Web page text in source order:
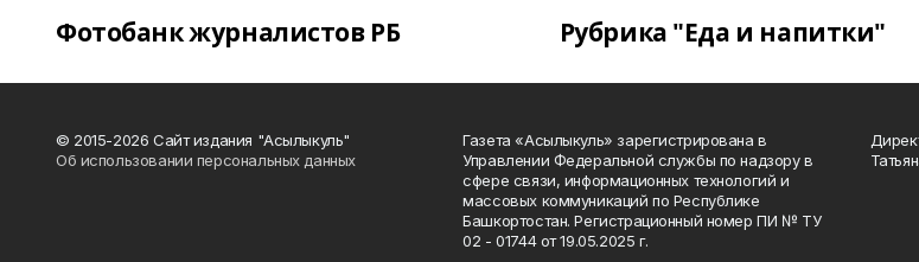
Фотобанк журналистов РБ Рубрика "Еда и напитки"
© 2015-2026 Сайт издания "Асылыкуль"
Об использовании персональных данных
Газета «Асылыкуль» зарегистрирована в
Управлении Федеральной службы по надзору в
сфере связи, информационных технологий и
массовых коммуникаций по Республике
Башкортостан. Регистрационный номер ПИ № ТУ
02 - 01744 от 19.05.2025 г.